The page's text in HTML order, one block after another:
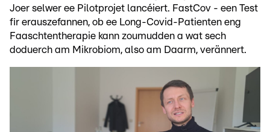
Joer selwer ee Pilotprojet lancéiert. FastCov - een Test
fir erauszefannen, ob ee Long-Covid-Patienten eng
Faaschtentherapie kann zoumudden a wat sech
doduerch am Mikrobiom, also am Daarm, verännert.